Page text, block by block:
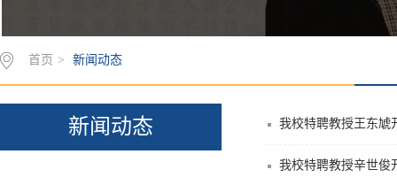
首页 > 新闻动态
新闻动态 我校特聘教授王东虓
我校特聘教授辛世俊